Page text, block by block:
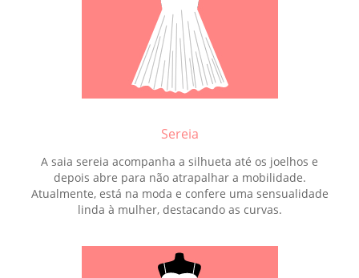
Sereia
A saia sereia acompanha a silhueta até os joelhos e
depois abre para não atrapalhar a mobilidade.
Atualmente, está na moda e confere uma sensualidade
linda à mulher, destacando as curvas.